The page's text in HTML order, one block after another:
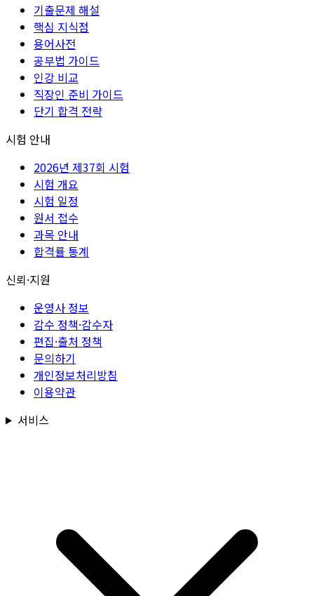
기출문제 해설
핵심 지식점
용어사전
공부법 가이드
인강 비교
직장인 준비 가이드
단기 합격 전략
시험 안내
2026년 제37회 시험
시험 개요
시험 일정
원서 접수
과목 안내
합격률 통계
신뢰·지원
운영사 정보
감수 정책·감수자
편집·출처 정책
문의하기
개인정보처리방침
이용약관
서비스